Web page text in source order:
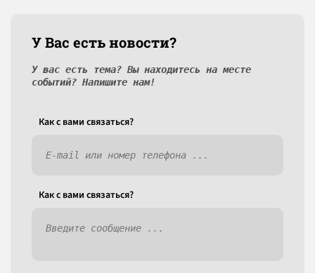
У Вас есть новости?
У вас есть тема? Вы находитесь на месте
событий? Напишите нам!
Как c вами связаться?
Как c вами связаться?